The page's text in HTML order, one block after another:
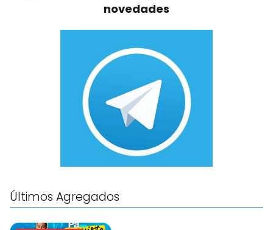
novedades
Últimos Agregados